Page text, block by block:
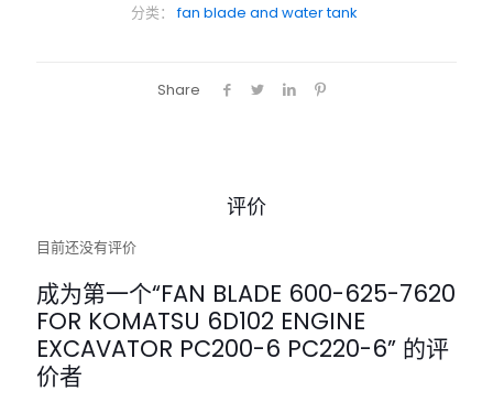
分类：fan blade and water tank
Share
评价
目前还没有评价
成为第一个“FAN BLADE 600-625-7620
FOR KOMATSU 6D102 ENGINE
EXCAVATOR PC200-6 PC220-6” 的评
价者